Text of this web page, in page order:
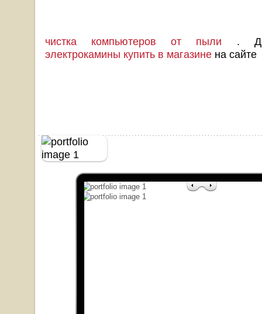
чистка компьютеров от пыли .
электрокамины купить в магазине на сайте